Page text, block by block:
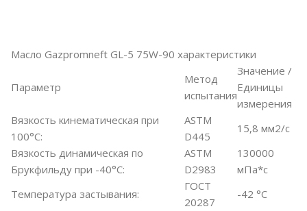
Масло Gazpromneft GL-5 75W-90 характеристики
Параметр
Метод
испытания
Значение /
Единицы
измерения
Вязкость кинематическая при
100°C:
ASTM
D445
15,8 мм2/с
Вязкость динамическая по
Брукфильду при -40°C:
ASTM
D2983
130000
мПа*с
Температура застывания:
ГОСТ
20287
-42 °C